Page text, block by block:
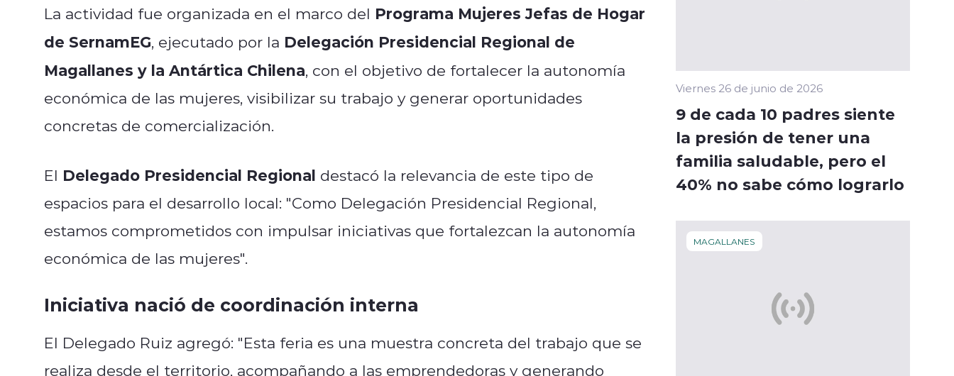
La actividad fue organizada en el marco del Programa Mujeres Jefas de Hogar
de SernamEG, ejecutado por la Delegación Presidencial Regional de
Magallanes y la Antártica Chilena, con el objetivo de fortalecer la autonomía
económica de las mujeres, visibilizar su trabajo y generar oportunidades
concretas de comercialización.
El Delegado Presidencial Regional destacó la relevancia de este tipo de
espacios para el desarrollo local: "Como Delegación Presidencial Regional,
estamos comprometidos con impulsar iniciativas que fortalezcan la autonomía
económica de las mujeres".
Iniciativa nació de coordinación interna
El Delegado Ruiz agregó: "Esta feria es una muestra concreta del trabajo que se
realiza desde el territorio, acompañando a las emprendedoras y generando
Viernes 26 de junio de 2026
9 de cada 10 padres siente
la presión de tener una
familia saludable, pero el
40% no sabe cómo lograrlo
MAGALLANES